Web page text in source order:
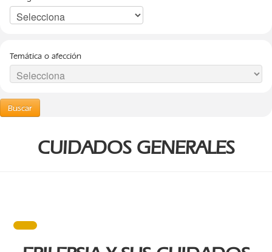
Temática o afección
Buscar
CUIDADOS GENERALES